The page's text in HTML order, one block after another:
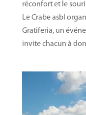
réconfort et le
Le Crabe asbl
Gratiferia, un
invite chacun à